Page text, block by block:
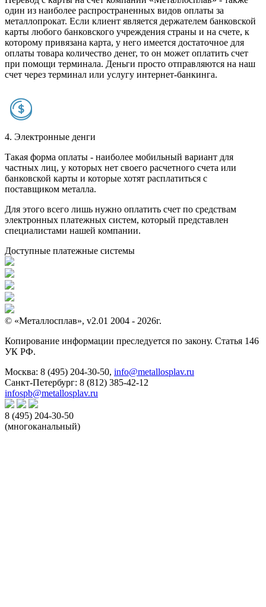
один из наиболее распространенных видов оплаты за
металлопрокат. Если клиент является держателем банковской
карты любого банковского учреждения страны и на счете, к
которому привязана карта, у него имеется достаточное для
оплаты товара количество денег, то он может оплатить счет
при помощи терминала. Деньги просто отправляются на наш
счет через терминал или услугу интернет-банкинга.
4. Электронные денги
Такая форма оплаты - наиболее мобильный вариант для
частных лиц, у которых нет своего расчетного счета или
банковской карты и которые хотят расплатиться с
поставщиком металла.
Для этого всего лишь нужно оплатить счет по средствам
электронных платежных систем, который представлен
специалистами нашей компании.
Доступные платежные системы
© «Металлосплав», v2.01 2004 - 2026г.
Копирование информации преследуется по закону. Статья 146
УК РФ.
Москва: 8 (495) 204-30-50, info@metallosplav.ru
Санкт-Петербург: 8 (812) 385-42-12
infospb@metallosplav.ru
8 (495) 204-30-50
(многоканальный)